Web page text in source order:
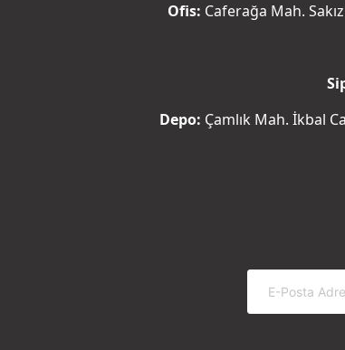
Ofis: Caferağa Mah.
Depo: Çamlık Mah. İkbal